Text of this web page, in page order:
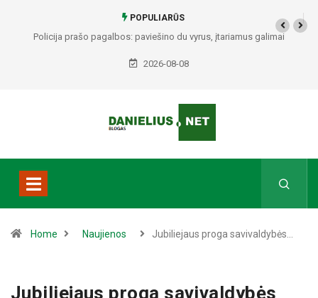
POPULIARŪS
Policija prašo pagalbos: paviešino du vyrus, įtariamus galimai
padariusius vagystes Alytuje ir Dauguose
2026-08-08
Home Naujienos Jubiliejaus proga savivaldybės…
Jubiliejaus proga savivaldybės